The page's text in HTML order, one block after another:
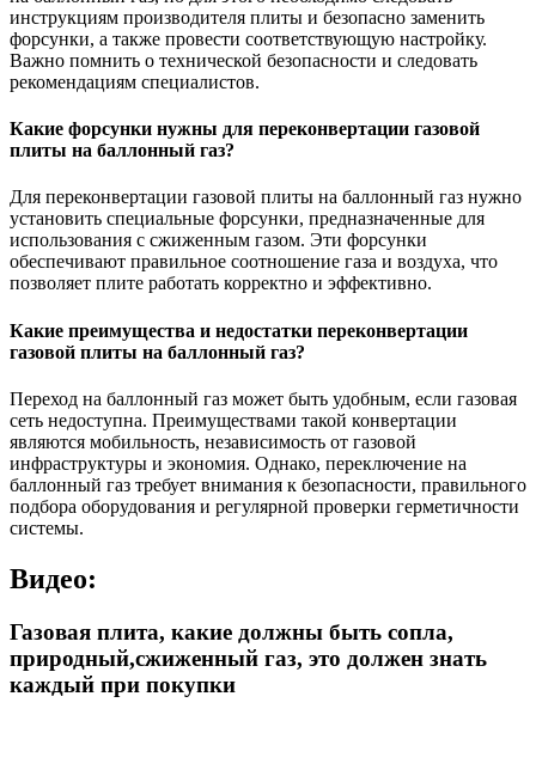
инструкциям производителя плиты и безопасно заменить
форсунки, а также провести соответствующую настройку.
Важно помнить о технической безопасности и следовать
рекомендациям специалистов.
Какие форсунки нужны для переконвертации газовой
плиты на баллонный газ?
Для переконвертации газовой плиты на баллонный газ нужно
установить специальные форсунки, предназначенные для
использования с сжиженным газом. Эти форсунки
обеспечивают правильное соотношение газа и воздуха, что
позволяет плите работать корректно и эффективно.
Какие преимущества и недостатки переконвертации
газовой плиты на баллонный газ?
Переход на баллонный газ может быть удобным, если газовая
сеть недоступна. Преимуществами такой конвертации
являются мобильность, независимость от газовой
инфраструктуры и экономия. Однако, переключение на
баллонный газ требует внимания к безопасности, правильного
подбора оборудования и регулярной проверки герметичности
системы.
Видео:
Газовая плита, какие должны быть сопла,
природный,сжиженный газ, это должен знать
каждый при покупки